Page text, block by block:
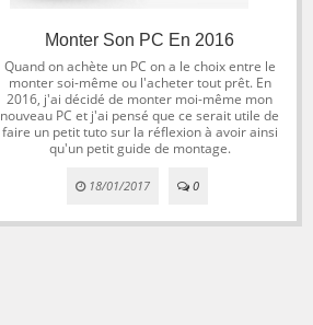
Monter Son PC En 2016
Quand on achète un PC on a le choix entre le
monter soi-même ou l'acheter tout prêt. En
2016, j'ai décidé de monter moi-même mon
nouveau PC et j'ai pensé que ce serait utile de
faire un petit tuto sur la réflexion à avoir ainsi
qu'un petit guide de montage.
18/01/2017 0